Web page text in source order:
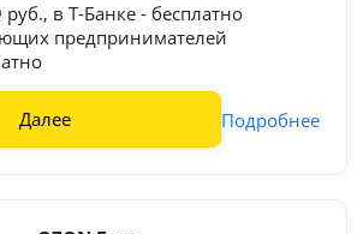
в Т‑Банке - бесплатно
предпринимателей
Далее Подробнее